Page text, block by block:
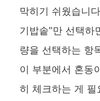
막히기 쉬웠습니
기밥솥”만 선택하
량을 선택하는 항
이 부분에서 혼동
히 체크하는 게 필